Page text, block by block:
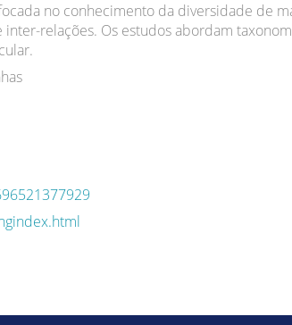
no conhecimento da diversidade de
inter-relações. Os estudos abordam